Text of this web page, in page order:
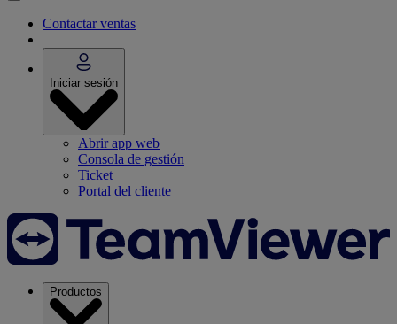
Contactar ventas
Iniciar sesión
Abrir app web
Consola de gestión
Ticket
Portal del cliente
Productos